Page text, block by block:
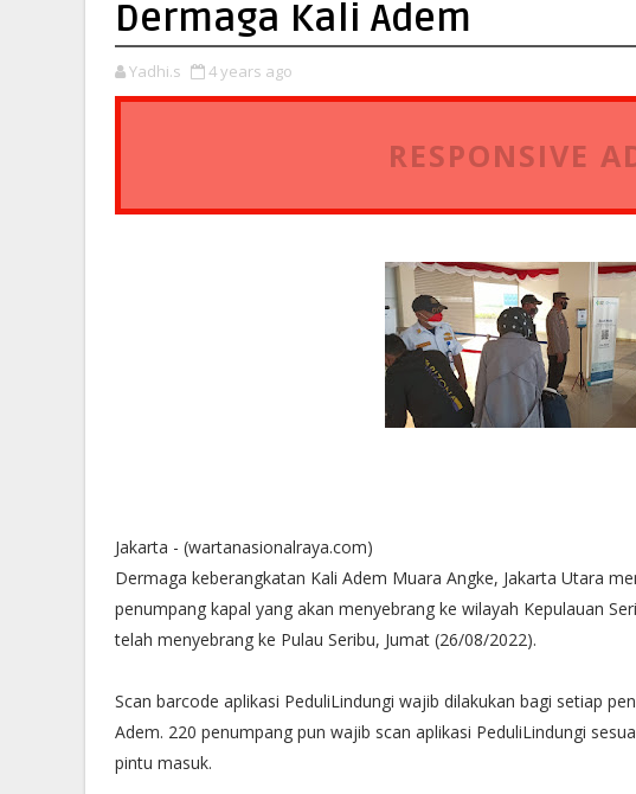
Dermaga Kali Adem
Yadhi.s 4 years ago
RESPONSIVE
Jakarta - (wartanasionalraya.com)
Dermaga keberangkatan Kali Adem Muara Angke, Jakarta Utara
penumpang kapal yang akan menyebrang ke wilayah Kepulauan
telah menyebrang ke Pulau Seribu, Jumat (26/08/2022).
Scan barcode aplikasi PeduliLindungi wajib dilakukan bagi setiap
Adem. 220 penumpang pun wajib scan aplikasi PeduliLindungi
pintu masuk.